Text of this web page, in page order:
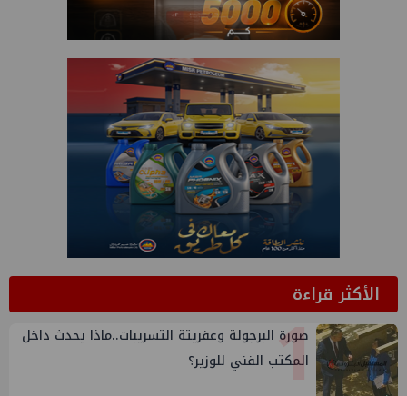
الأكثر قراءة1
صورة البرجولة وعفريتة التسريبات..ماذا يحدث داخل
المكتب الفني للوزير؟